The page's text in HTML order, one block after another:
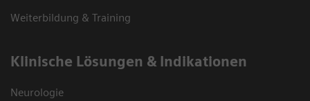
Weiterbildung & Training
Klinische Lösungen & Indikationen
Neurologie